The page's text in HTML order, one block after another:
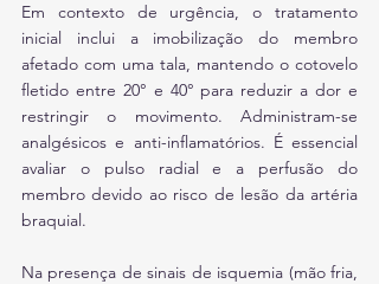
Em contexto de urgência, o tratamento
inicial inclui a imobilização do membro
afetado com uma tala, mantendo o cotovelo
fletido entre 20° e 40° para reduzir a dor e
restringir o movimento. Administram-se
analgésicos e anti-inflamatórios. É essencial
avaliar o pulso radial e a perfusão do
membro devido ao risco de lesão da artéria
braquial.
Na presença de sinais de isquemia (mão fria,